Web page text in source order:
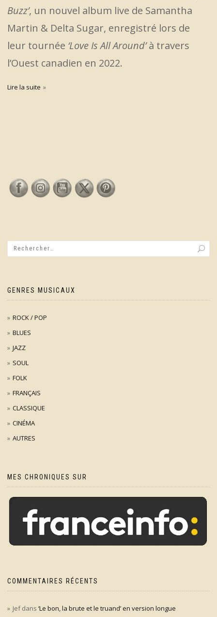
Buzz’, un nouvel album live de Samantha
Martin & Delta Sugar, enregistré lors de
leur tournée ‘Love Is All Around’à travers
l’Ouest canadien en 2022.
Lire la suite
GENRES MUSICAUX
ROCK / POP
BLUES
JAZZ
SOUL
FOLK
FRANÇAIS
CLASSIQUE
CINÉMA
AUTRES
MES CHRONIQUES SUR
COMMENTAIRES RÉCENTS
Jefdans ‘Le bon, la brute et le truand’ en version longue